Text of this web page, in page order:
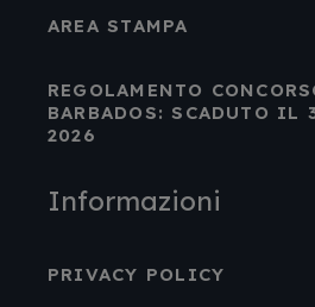
AREA STAMPA
REGOLAMENTO
BARBADOS: SCADUTO IL
2026
Informazioni
PRIVACY POLICY